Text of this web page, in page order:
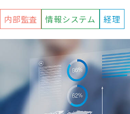
内部監査 情報システム 経理